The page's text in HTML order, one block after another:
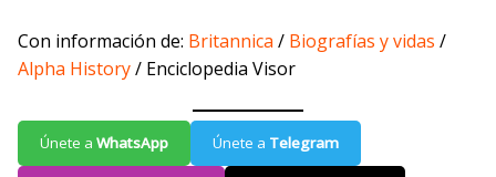
Con información de: Britannica / Biografías y vidas /
Alpha History/ Enciclopedia Visor
Únete a WhatsApp Únete a Telegram